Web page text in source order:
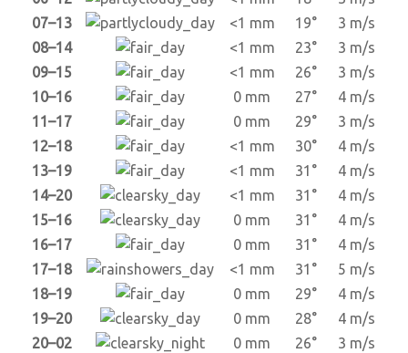
07–13
<1 mm 19°
3 m/s
08–14
<1 mm 23°
3 m/s
09–15
<1 mm 26°
3 m/s
10–16
0 mm 27°
4 m/s
11–17
0 mm 29°
3 m/s
12–18
<1 mm 30°
4 m/s
13–19
<1 mm 31°
4 m/s
14–20
<1 mm 31°
4 m/s
15–16
0 mm 31°
4 m/s
16–17
0 mm 31°
4 m/s
17–18
<1 mm 31°
5 m/s
18–19
0 mm 29°
4 m/s
19–20
0 mm 28°
4 m/s
20–02
0 mm 26° 3 m/s